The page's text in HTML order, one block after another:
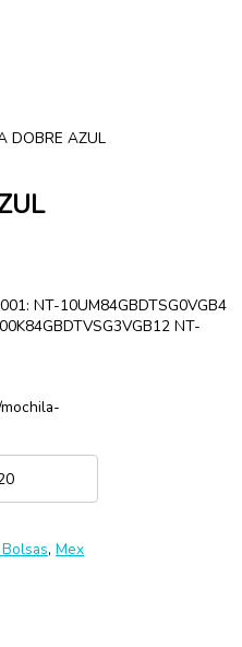
DOBRE AZUL
NT-10UM84GBDTSG0VGB4
NT-
, Mex